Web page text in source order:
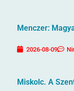
Menczer:
2026-08-09
Miskolc. A